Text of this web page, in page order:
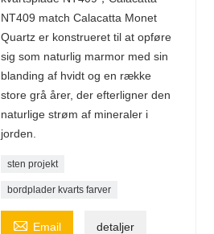
NT409 match Calacatta Monet
Quartz er konstrueret til at opføre
sig som naturlig marmor med sin
blanding af hvidt og en række
store grå årer, der efterligner den
naturlige strøm af mineraler i
jorden.
sten projekt
bordplader kvarts farver
 Email detaljer